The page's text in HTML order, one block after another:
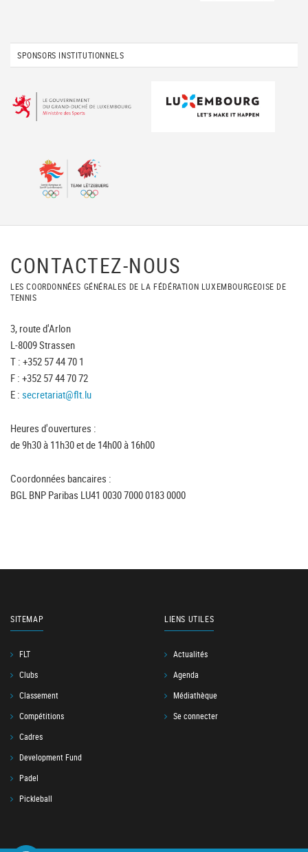
SPONSORS INSTITUTIONNELS
CONTACTEZ-NOUS
LES COORDONNÉES GÉNÉRALES DE LA FÉDÉRATION LUXEMBOURGEOISE DE
TENNIS
3, route d'Arlon
L-8009 Strassen
T : +352 57 44 70 1
F : +352 57 44 70 72
E : secretariat@flt.lu
Heures d'ouvertures :
de 9h30 à 11h30 et de 14h00 à 16h00
Coordonnées bancaires :
BGL BNP Paribas LU41 0030 7000 0183 0000
SITEMAP
FLT
Clubs
Classement
Compétitions
Cadres
Development Fund
Padel
Pickleball
LIENS UTILES
Actualités
Agenda
Médiathèque
Se connecter